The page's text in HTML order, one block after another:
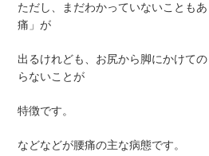
ただし、まだわかっていないことも
痛」が
出るけれども、お尻から脚にかけて
らないことが
特徴です。
などなどが腰痛の主な病態です。